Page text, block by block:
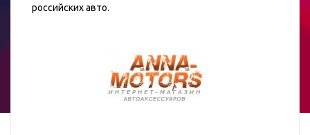
российских авто.